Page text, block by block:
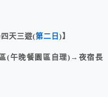
天三遊(第二日)】
(午晚餐園區自理)→夜宿長